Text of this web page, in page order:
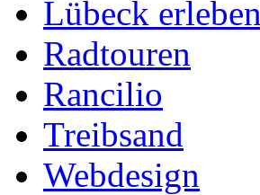
Lübeck erleben
Radtouren
Rancilio
Treibsand
Webdesign